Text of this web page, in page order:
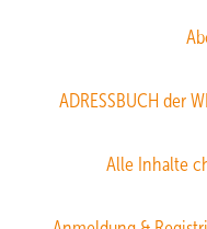
ADRESSBUCH der
Alle Inhalte